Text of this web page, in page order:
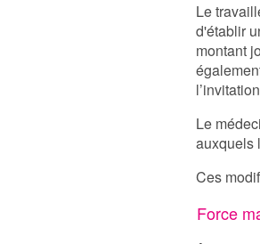
Le
d'établir
montant
Le
auxquels
Ces
Force